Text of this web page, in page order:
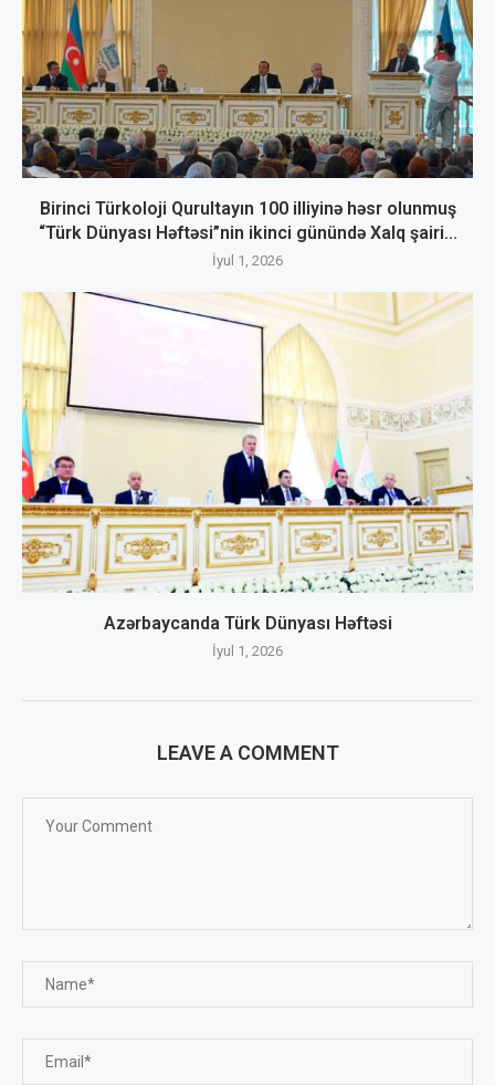
Birinci Türkoloji Qurultayın 100 illiyinə həsr olunmuş
“Türk Dünyası Həftəsi”nin ikinci günündə Xalq şairi...
İyul 1, 2026
Azərbaycanda Türk Dünyası Həftəsi
İyul 1, 2026
LEAVE A COMMENT